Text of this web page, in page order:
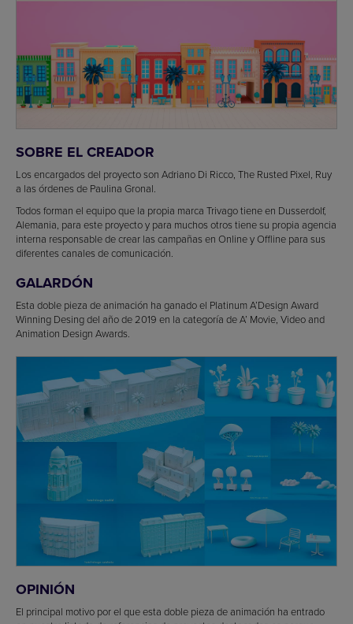
SOBRE EL CREADOR
Los encargados del proyecto son Adriano Di Ricco, The Rusted Pixel, Ruy
a las órdenes de Paulina Gronal.
Todos forman el equipo que la propia marca Trivago tiene en Dusserdolf,
Alemania, para este proyecto y para muchos otros tiene su propia agencia
interna responsable de crear las campañas en Online y Offline para sus
diferentes canales de comunicación.
GALARDÓN
Esta doble pieza de animación ha ganado el Platinum A’Design Award
Winning Desing del año de 2019 en la categoría de A’ Movie, Video and
Animation Design Awards.
OPINIÓN
El principal motivo por el que esta doble pieza de animación ha entrado